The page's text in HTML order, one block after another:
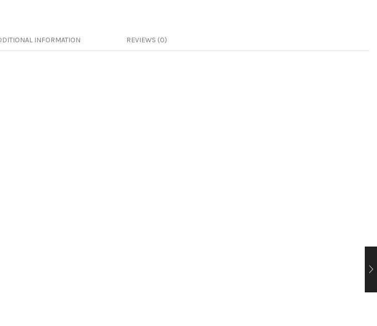
INFORMATION REVIEWS (0)